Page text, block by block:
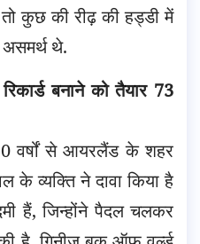
कुछ की रीढ़ की हड्डी में
थे.
रिकार्ड बनाने को तैयार 73
वर्षों से आयरलैंड के शहर
के व्यक्ति ने दावा किया है
हैं, जिन्होंने पैदल चलकर